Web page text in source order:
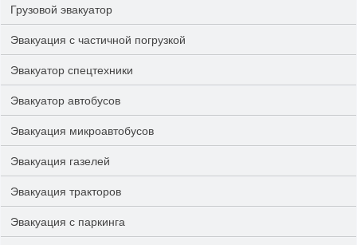
Грузовой эвакуатор
Эвакуация с частичной погрузкой
Эвакуатор спецтехники
Эвакуатор автобусов
Эвакуация микроавтобусов
Эвакуация газелей
Эвакуация тракторов
Эвакуация с паркинга